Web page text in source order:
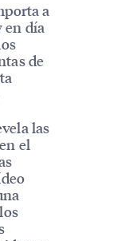
a
en día
de
las
el